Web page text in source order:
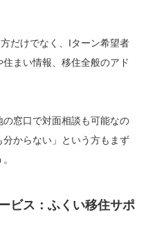
だけでなく、Iターン希望者
まい情報、移住全般のアド
窓口で対面相談も可能なの
からない」という方もまず
ビス：ふくい移住サポ